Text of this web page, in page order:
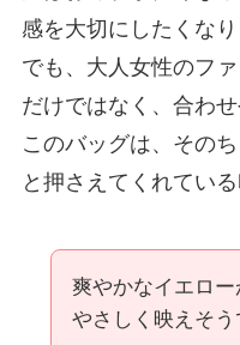
感を大切にしたくな
でも、大人女性のフ
だけではなく、合わ
このバッグは、その
と押さえてくれてい
爽やかなイエロ
やさしく映えそう